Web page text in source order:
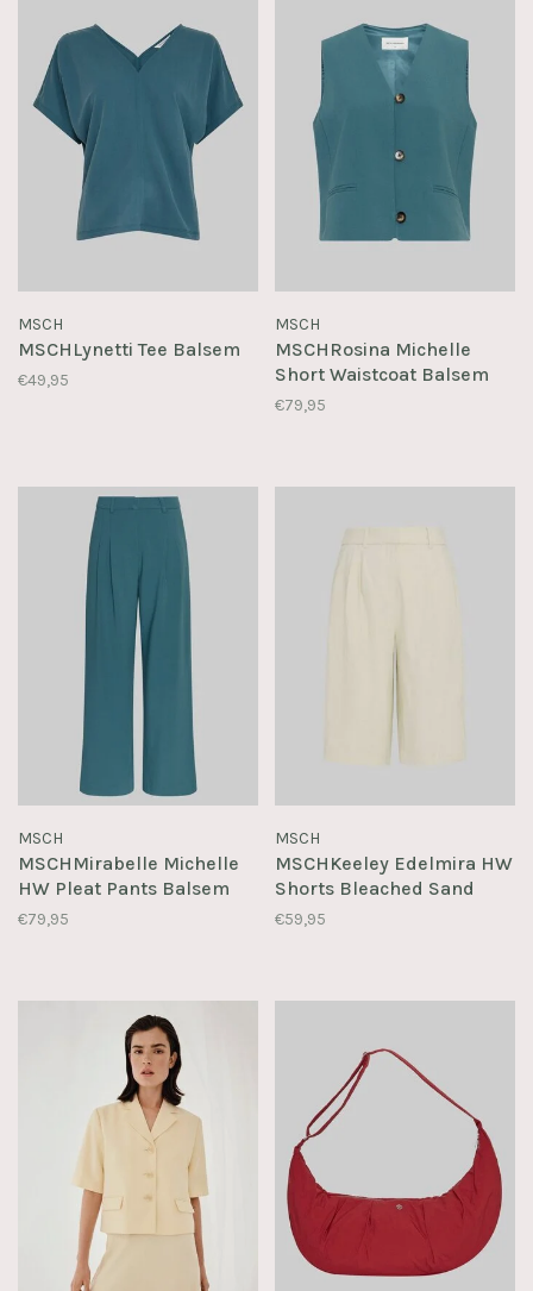
MSCH
MSCHLynetti Tee Balsem
€49,95
MSCH
MSCHRosina Michelle
Short Waistcoat Balsem
€79,95
MSCH
MSCHMirabelle Michelle
HW Pleat Pants Balsem
€79,95
MSCH
MSCHKeeley Edelmira HW
Shorts Bleached Sand
€59,95